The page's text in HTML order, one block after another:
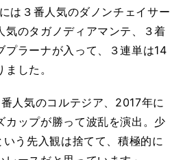
は３番人気のダノンチェイサー
気のタガノディアマンテ、３着
プラーナが入って、３連単は14
した。
人気のコルテジア、2017年に
カップが勝って波乱を演出。少
う先入観は捨てて、積極的に